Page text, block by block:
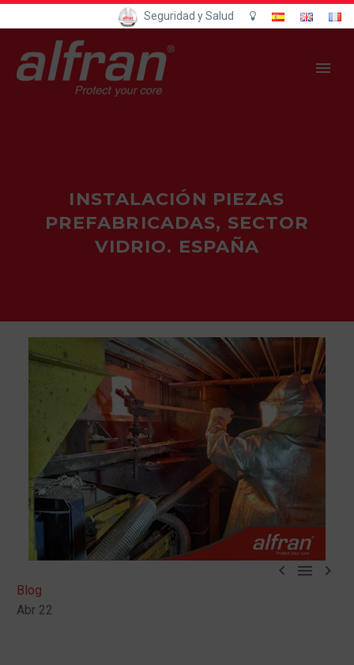
Seguridad y Salud
INSTALACIÓN PIEZAS
PREFABRICADAS, SECTOR
VIDRIO. ESPAÑA
  
Blog
Abr 22